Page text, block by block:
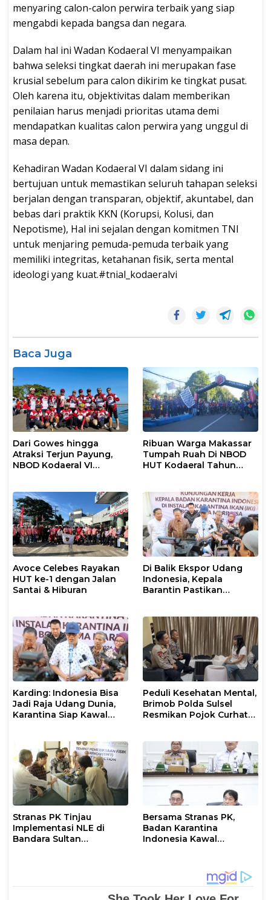
menyaring calon-calon perwira terbaik yang siap
mengabdi kepada bangsa dan negara.
Dalam hal ini Wadan Kodaeral VI menyampaikan
bahwa seleksi tingkat daerah ini merupakan fase
krusial sebelum para calon dikirim ke tingkat pusat.
Oleh karena itu, objektivitas dalam memberikan
penilaian harus menjadi prioritas utama demi
mendapatkan kualitas calon perwira yang unggul di
masa depan.
Kehadiran Wadan Kodaeral VI dalam sidang ini
bertujuan untuk memastikan seluruh tahapan seleksi
berjalan dengan transparan, objektif, akuntabel, dan
bebas dari praktik KKN (Korupsi, Kolusi, dan
Nepotisme), Hal ini sejalan dengan komitmen TNI
untuk menjaring pemuda-pemuda terbaik yang
memiliki integritas, ketahanan fisik, serta mental
ideologi yang kuat.#tnial_kodaeralvi
Baca Juga
Dari Gowes hingga
Atraksi Terjun Payung,
NBOD Kodaeral VI
Ribuan Warga Makassar
Tumpah Ruah Di NBOD
HUT Kodaeral Tahun
Avoce Celebes Rayakan
HUT ke-1 dengan Jalan
Santai & Hiburan
Di Balik Ekspor Udang
Indonesia, Kepala
Barantin Pastikan
Karding: Indonesia Bisa
Jadi Raja Udang Dunia,
Karantina Siap Kawal
Peduli Kesehatan Mental,
Brimob Polda Sulsel
Resmikan Pojok Curhat
Stranas PK Tinjau
Implementasi NLE di
Bandara Sultan
Bersama Stranas PK,
Badan Karantina
Indonesia Kawal